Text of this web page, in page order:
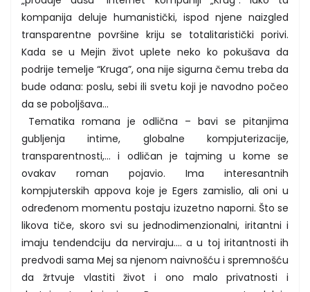
kompanija deluje humanistički, ispod njene naizgled
transparentne površine kriju se totalitaristički porivi.
Kada se u Mejin život uplete neko ko pokušava da
podrije temelje “Kruga”, ona nije sigurna čemu treba da
bude odana: poslu, sebi ili svetu koji je navodno počeo
da se poboljšava...
Tematika romana je odlična – bavi se pitanjima
gubljenja intime, globalne kompjuterizacije,
transparentnosti,... i odličan je tajming u kome se
ovakav roman pojavio. Ima interesantnih
kompjuterskih appova koje je Egers zamislio, ali oni u
određenom momentu postaju izuzetno naporni. Što se
likova tiče, skoro svi su jednodimenzionalni, iritantni i
imaju tendendciju da nerviraju.... a u toj iritantnosti ih
predvodi sama Mej sa njenom naivnošću i spremnošću
da žrtvuje vlastiti život i ono malo privatnosti i